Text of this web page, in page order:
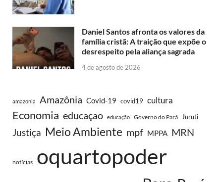
Daniel Santos afronta os valores da
família cristã: A traição que expõe o
desrespeito pela aliança sagrada
4 de agosto de 2026
amazonia Amazônia Covid-19 covid19 cultura
Economia educaçao educação Governo do Pará Juruti
Justiça Meio Ambiente mpf MPPA MRN
notícias oquartopoder